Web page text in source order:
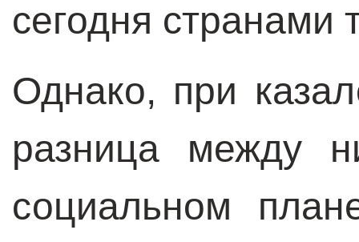
сегодня странами
Однако, при
разница между
социальном